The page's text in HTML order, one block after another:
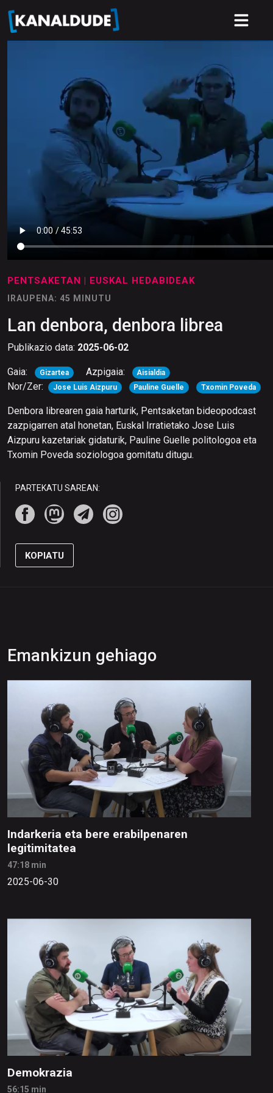
PENTSAKETAN | EUSKAL HEDABIDEAK
IRAUPENA: 45 MINUTU
Lan denbora, denbora librea
Publikazio data: 2025-06-02
Gaia: Gizartea Azpigaia: Aisialdia
Nor/Zer: Jose Luis Aizpuru Pauline Guelle Txomin Poveda
Denbora librearen gaia harturik, Pentsaketan bideopodcast
zazpigarren atal honetan, Euskal Irratietako Jose Luis
Aizpuru kazetariak gidaturik, Pauline Guelle politologoa eta
Txomin Poveda soziologoa gomitatu ditugu.
PARTEKATU SAREAN:
KOPIATU
Emankizun gehiago
Indarkeria eta bere erabilpenaren
legitimitatea
47:18 min
2025-06-30
Demokrazia
56:15 min